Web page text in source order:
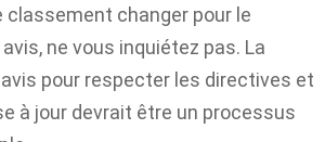
classement changer pour le
ne vous inquiétez pas. La
pour respecter les directives et
à jour devrait être un processus